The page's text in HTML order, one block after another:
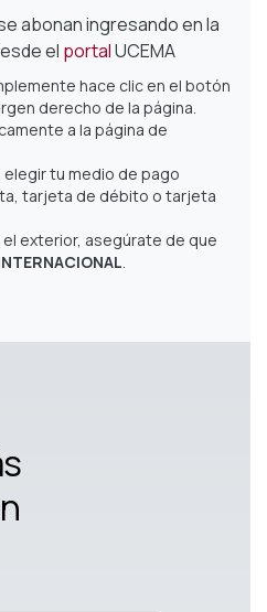
abonaningresando en la
el portalUCEMA
hace clic en el botón
derecho de la página.
a la página de
elegir tu medio de pago
tarjeta de débito o tarjeta
exterior, asegúrate de que